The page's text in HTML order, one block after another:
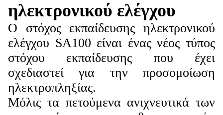
ηλεκτρονικού ελέγχου
Ο στόχος εκπαίδευσης ηλεκτρονικού
ελέγχου SA100 είναι ένας νέος τύπος
στόχου εκπαίδευσης που έχει
σχεδιαστεί για την προσομοίωση
ηλεκτροπληξίας.
Μόλις τα πετούμενα ανιχνευτικά των